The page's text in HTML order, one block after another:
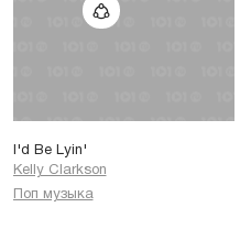
I'd Be Lyin'
Kelly Clarkson
Поп музыка